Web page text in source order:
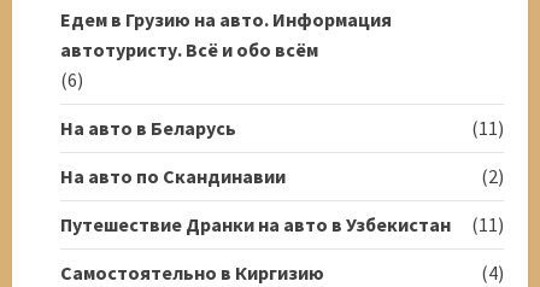
Едем в Грузию на авто. Информация
автотуристу. Всё и обо всём
(6)
На авто в Беларусь
(11)
На авто по Скандинавии
(2)
Путешествие Дранки на авто в Узбекистан
(11)
Самостоятельно в Киргизию
(4)